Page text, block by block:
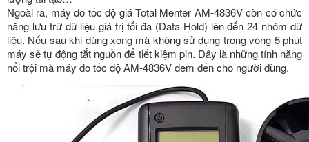
Ngoài ra, máy đo tốc độ giá Total Menter AM-4836V còn có chức
năng lưu trữ dữ liệu giá trị tối đa (Data Hold) lên đến 24 nhóm dữ
liệu. Nếu sau khi dùng xong mà không sử dụng trong vòng 5 phút
máy sẽ tự động tắt nguồn để tiết kiệm pin. Đây là những tính năng
nổi trội mà máy đo tốc độ AM-4836V đem đến cho người dùng.